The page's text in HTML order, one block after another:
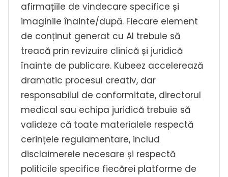
afirmațiile de vindecare specifice și
imaginile înainte/după. Fiecare element
de conținut generat cu AI trebuie să
treacă prin revizuire clinică și juridică
înainte de publicare. Kubeez accelerează
dramatic procesul creativ, dar
responsabilul de conformitate, directorul
medical sau echipa juridică trebuie să
valideze că toate materialele respectă
cerințele regulamentare, includ
disclaimerele necesare și respectă
politicile specifice fiecărei platforme de